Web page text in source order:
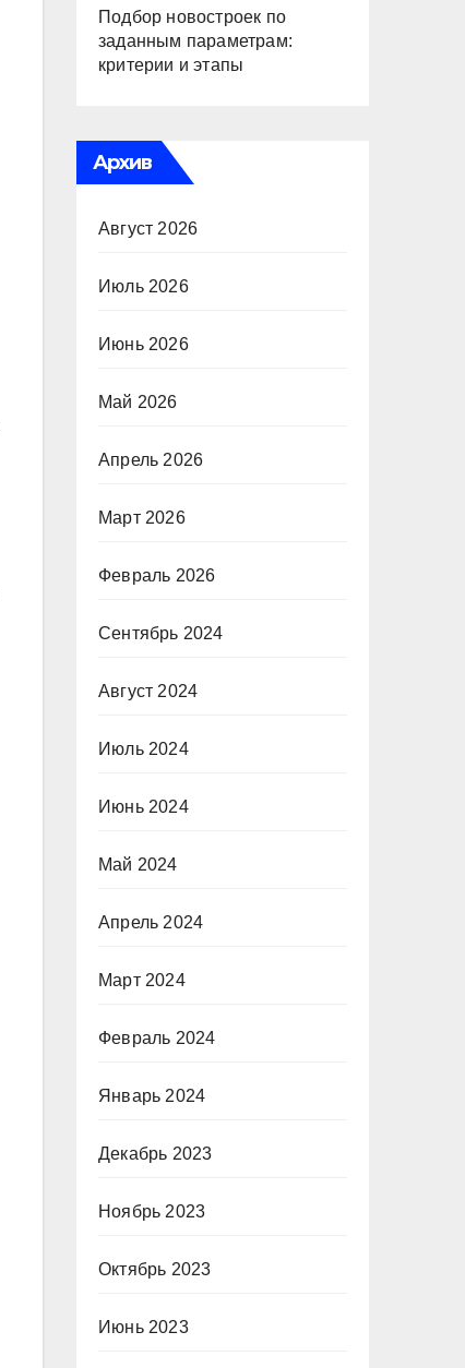
Подбор новостроек по
заданным параметрам:
критерии и этапы
Архив
Август 2026
Июль 2026
Июнь 2026
Май 2026
Апрель 2026
Март 2026
Февраль 2026
Сентябрь 2024
Август 2024
Июль 2024
Июнь 2024
Май 2024
Апрель 2024
Март 2024
Февраль 2024
Январь 2024
Декабрь 2023
Ноябрь 2023
Октябрь 2023
Июнь 2023